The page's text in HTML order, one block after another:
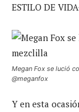
ESTILO DE
Megan Fox se lució
@meganfox
Y en esta